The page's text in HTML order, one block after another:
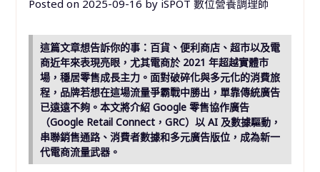
Posted on 2025-09-16 by iSPOT 數位營養調理師
這篇文章想告訴你的事：百貨、便利商店、超市以及電
商近年來表現亮眼，尤其電商於 2021 年超越實體市
場，穩居零售成長主力。面對破碎化與多元化的消費旅
程，品牌若想在這場流量爭霸戰中勝出，單靠傳統廣告
已遠遠不夠。本文將介紹 Google 零售協作廣告
（Google Retail Connect，GRC）以 AI 及數據驅動，
串聯銷售通路、消費者數據和多元廣告版位，成為新一
代電商流量武器。